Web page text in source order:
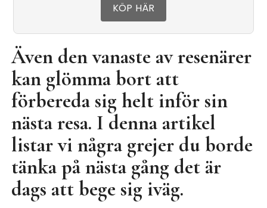
KÖP HÄR
Även den vanaste av resenärer
kan glömma bort att
förbereda sig helt inför sin
nästa resa. I denna artikel
listar vi några grejer du borde
tänka på nästa gång det är
dags att bege sig iväg.